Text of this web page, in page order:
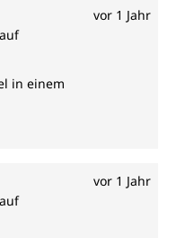
vor 1 Jahr
von 5 von 5 Sternen
in einem
vor 1 Jahr
von 5 von 5 Sternen